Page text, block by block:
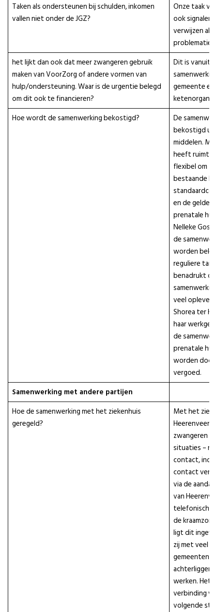
Taken als ondersteunen bij schulden, inkomen
vallen niet onder de JGZ?
Onze taak
ook
verwijzen als
problematiek
het lijkt dan ook dat meer zwangeren gebruik
maken van VoorZorg of andere vormen van
hulp/ondersteuning. Waar is de urgentie belegd
om dit ook te financieren?
Dit is vanuit
gemeente
Hoe wordt de samenwerking bekostigd?
De
bekostigd uit
middelen.
heeft ruimte
flexibel om
bestaande
en de
prenatale
Nelleke
de
worden
reguliere
benadrukt
veel
Shorea ter
haar
de
prenatale
worden door
vergoed.
Samenwerking met andere partijen
Hoe de samenwerking met het ziekenhuis
geregeld?
Met het
Heerenveen
zwangeren
situaties –
contact,
contact
via de
van
telefonische
de
ligt dit
zij met veel
gemeenten
werken. Het
verbinding
volgende